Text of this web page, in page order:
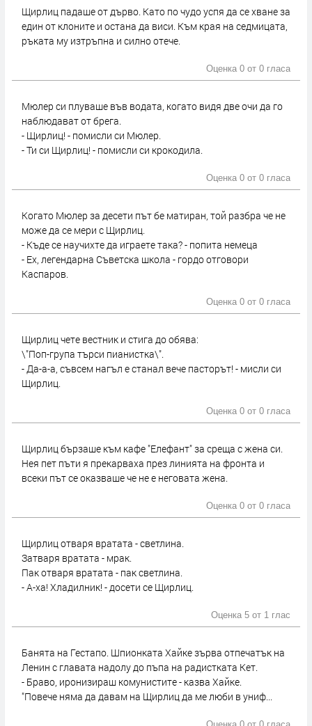
Щирлиц падаше от дърво. Като по чудо успя да се хване за
един от клоните и остана да виси. Към края на седмицата,
ръката му изтръпна и силно отече.
Оценка 0 от 0 гласа
Мюлер си плуваше във водата, когато видя две очи да го
наблюдават от брега.
- Щирлиц! - помисли си Мюлер.
- Ти си Щирлиц! - помисли си крокодила.
Оценка 0 от 0 гласа
Когато Мюлер за десети път бе матиран, той разбра че не
може да се мери с Щирлиц.
- Къде се научихте да играете така? - попита немеца
- Ех, легендарна Съветска школа - гордо отговори
Каспаров.
Оценка 0 от 0 гласа
Щирлиц чете вестник и стига до обява:
\"Поп-група търси пианистка\".
- Да-а-а, съвсем нагъл е станал вече пасторът! - мисли си
Щирлиц.
Оценка 0 от 0 гласа
Щирлиц бързаше към кафе "Елефант" за среща с жена си.
Нея пет пъти я прекарваха през линията на фронта и
всеки път се оказваше че не е неговата жена.
Оценка 0 от 0 гласа
Щирлиц отваря вратата - светлина.
Затваря вратата - мрак.
Пак отваря вратата - пак светлина.
- А-ха! Хладилник! - досети се Щирлиц.
Оценка 5 от 1 глас
Банята на Гестапо. Шпионката Хайке зърва отпечатък на
Ленин с главата надолу до пъпа на радистката Кет.
- Браво, иронизираш комунистите - казва Хайке.
"Повече няма да давам на Щирлиц да ме люби в униф...